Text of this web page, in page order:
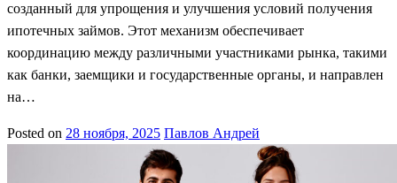
созданный для упрощения и улучшения условий получения
ипотечных займов. Этот механизм обеспечивает
координацию между различными участниками рынка, такими
как банки, заемщики и государственные органы, и направлен
на…
Posted on 28 ноября, 2025 Павлов Андрей